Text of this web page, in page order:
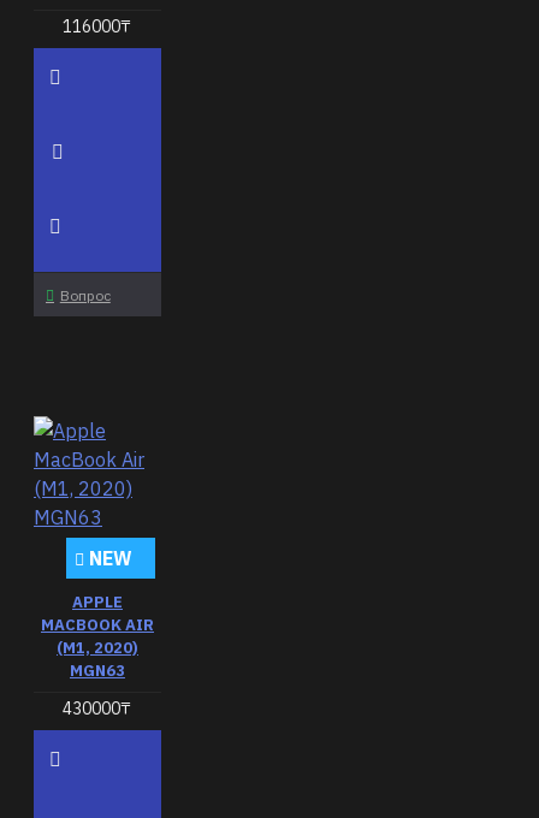
116000₸
Вопрос
NEW
APPLE
MACBOOK AIR
(M1, 2020)
MGN63
430000₸